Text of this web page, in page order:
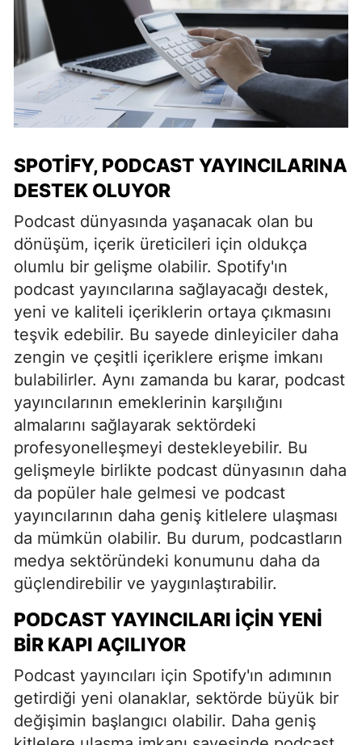
SPOTIFY, PODCAST YAYINCILARINA
DESTEK OLUYOR
Podcast dünyasında yaşanacak olan bu
dönüşüm, içerik üreticileri için oldukça
olumlu bir gelişme olabilir. Spotify'ın
podcast yayıncılarına sağlayacağı destek,
yeni ve kaliteli içeriklerin ortaya çıkmasını
teşvik edebilir. Bu sayede dinleyiciler daha
zengin ve çeşitli içeriklere erişme imkanı
bulabilirler. Aynı zamanda bu karar, podcast
yayıncılarının emeklerinin karşılığını
almalarını sağlayarak sektördeki
profesyonelleşmeyi destekleyebilir. Bu
gelişmeyle birlikte podcast dünyasının daha
da popüler hale gelmesi ve podcast
yayıncılarının daha geniş kitlelere ulaşması
da mümkün olabilir. Bu durum, podcastların
medya sektöründeki konumunu daha da
güçlendirebilir ve yaygınlaştırabilir.
PODCAST YAYINCILARI IÇIN YENI
BIR KAPI AÇILIYOR
Podcast yayıncıları için Spotify'ın adımının
getirdiği yeni olanaklar, sektörde büyük bir
değişimin başlangıcı olabilir. Daha geniş